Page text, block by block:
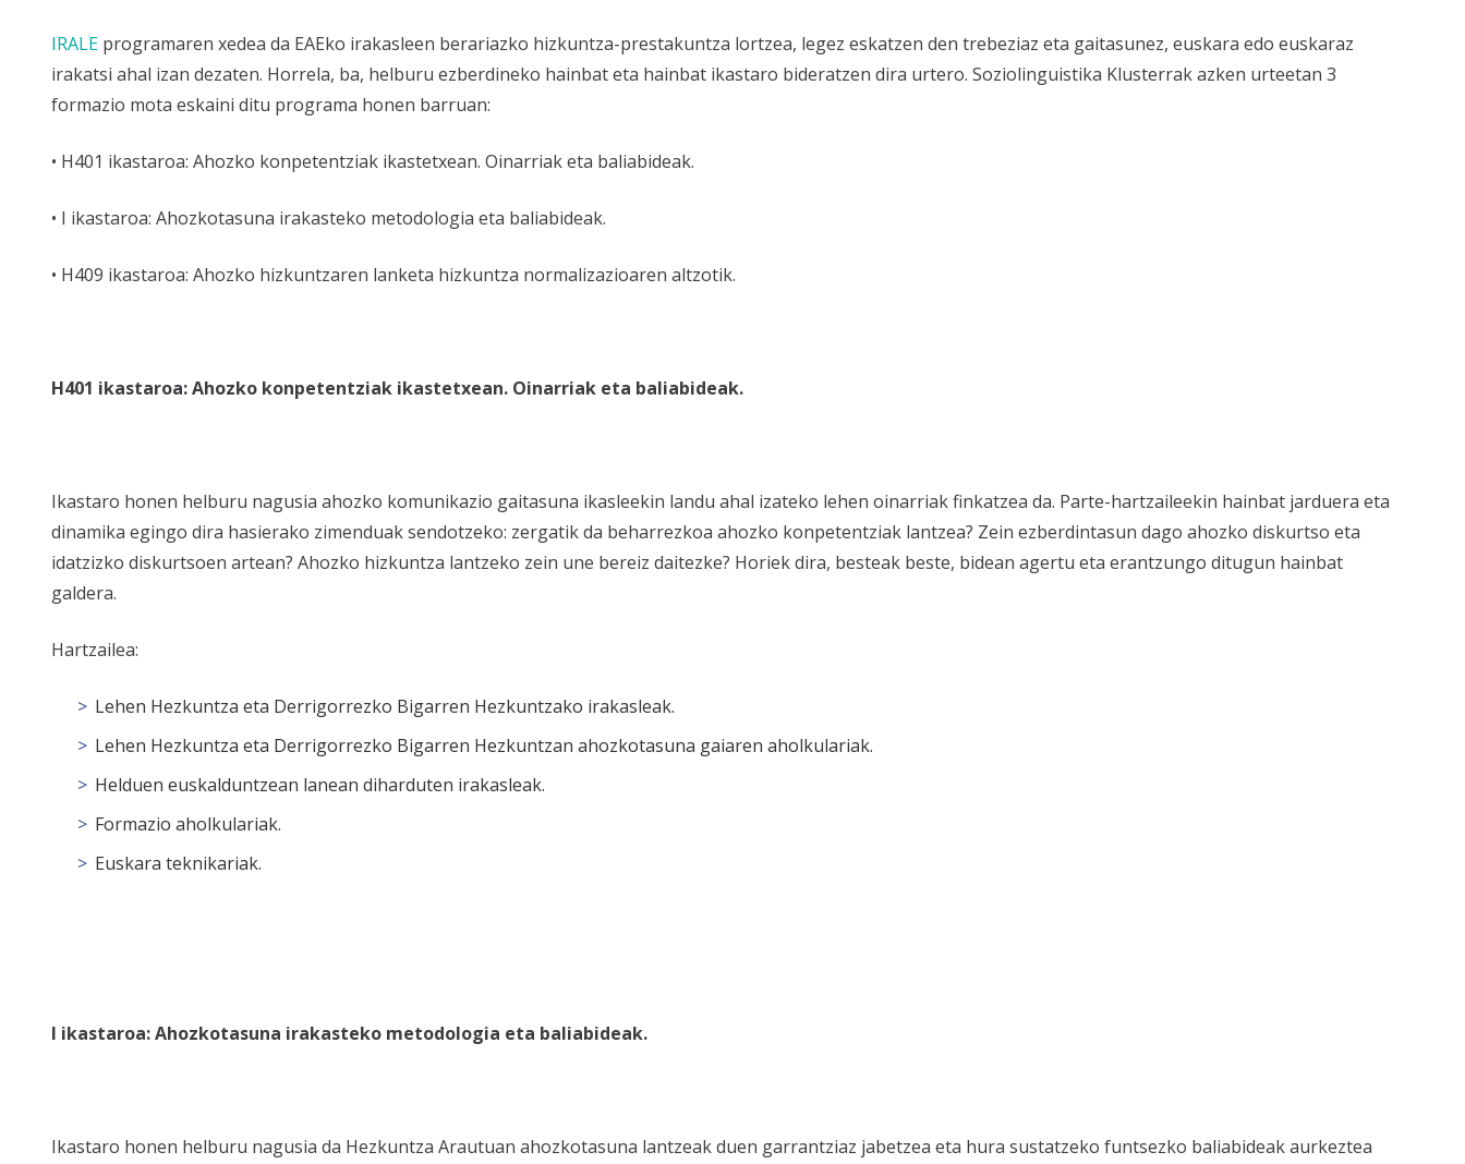
IRALE programaren xedea da EAEko irakasleen berariazko hizkuntza-prestakuntza lortzea, legez eskatzen den trebeziaz eta gaitasunez, euskara edo euskaraz
irakatsi ahal izan dezaten. Horrela, ba, helburu ezberdineko hainbat eta hainbat ikastaro bideratzen dira urtero. Soziolinguistika Klusterrak azken urteetan 3
formazio mota eskaini ditu programa honen barruan:
• H401 ikastaroa: Ahozko konpetentziak ikastetxean. Oinarriak eta baliabideak.
• I ikastaroa: Ahozkotasuna irakasteko metodologia eta baliabideak.
• H409 ikastaroa: Ahozko hizkuntzaren lanketa hizkuntza normalizazioaren altzotik.
H401 ikastaroa: Ahozko konpetentziak ikastetxean. Oinarriak eta baliabideak.
Ikastaro honen helburu nagusia ahozko komunikazio gaitasuna ikasleekin landu ahal izateko lehen oinarriak finkatzea da. Parte-hartzaileekin hainbat jarduera eta
dinamika egingo dira hasierako zimenduak sendotzeko: zergatik da beharrezkoa ahozko konpetentziak lantzea? Zein ezberdintasun dago ahozko diskurtso eta
idatzizko diskurtsoen artean? Ahozko hizkuntza lantzeko zein une bereiz daitezke? Horiek dira, besteak beste, bidean agertu eta erantzungo ditugun hainbat
galdera.
Hartzailea:
Lehen Hezkuntza eta Derrigorrezko Bigarren Hezkuntzako irakasleak.
Lehen Hezkuntza eta Derrigorrezko Bigarren Hezkuntzan ahozkotasuna gaiaren aholkulariak.
Helduen euskalduntzean lanean diharduten irakasleak.
Formazio aholkulariak.
Euskara teknikariak.
I ikastaroa: Ahozkotasuna irakasteko metodologia eta baliabideak.
Ikastaro honen helburu nagusia da Hezkuntza Arautuan ahozkotasuna lantzeak duen garrantziaz jabetzea eta hura sustatzeko funtsezko baliabideak aurkeztea